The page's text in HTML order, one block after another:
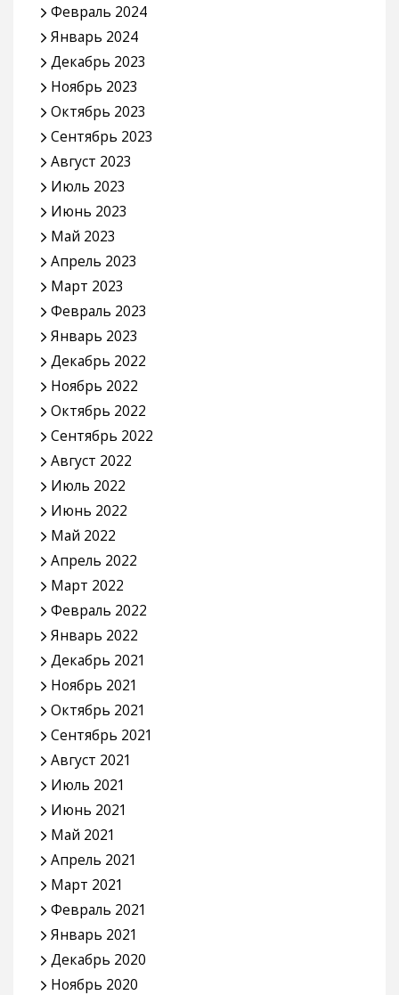
Январь 2025
Декабрь 2024
Ноябрь 2024
Октябрь 2024
Сентябрь 2024
Август 2024
Июль 2024
Июнь 2024
Май 2024
Апрель 2024
Март 2024
Февраль 2024
Январь 2024
Декабрь 2023
Ноябрь 2023
Октябрь 2023
Сентябрь 2023
Август 2023
Июль 2023
Июнь 2023
Май 2023
Апрель 2023
Март 2023
Февраль 2023
Январь 2023
Декабрь 2022
Ноябрь 2022
Октябрь 2022
Сентябрь 2022
Август 2022
Июль 2022
Июнь 2022
Май 2022
Апрель 2022
Март 2022
Февраль 2022
Январь 2022
Декабрь 2021
Ноябрь 2021
Октябрь 2021